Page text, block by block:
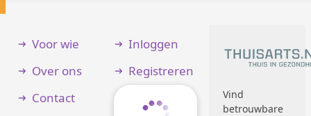
Voor wie
Over ons
Contact
Inloggen
Registreren
Vind
betrouwbare